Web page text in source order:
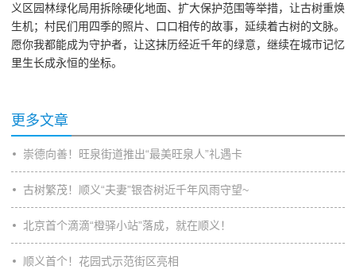
义区园林绿化局用拆除硬化地面、扩大保护范围等举措，让古树重焕
生机；村民们用四季的照片、口口相传的故事，延续着古树的文脉。
愿你我都能成为守护者，让这抹历经近千年的绿意，继续在城市记忆
里生长成永恒的坐标。
更多文章
崇德向善！旺泉街道推出“最美旺泉人”礼遇卡
古树繁茂！顺义“夫妻”银杏树近千年风雨守望~
北京首个滴滴“橙驿小站”落成，就在顺义！
顺义首个！花园式示范街区亮相